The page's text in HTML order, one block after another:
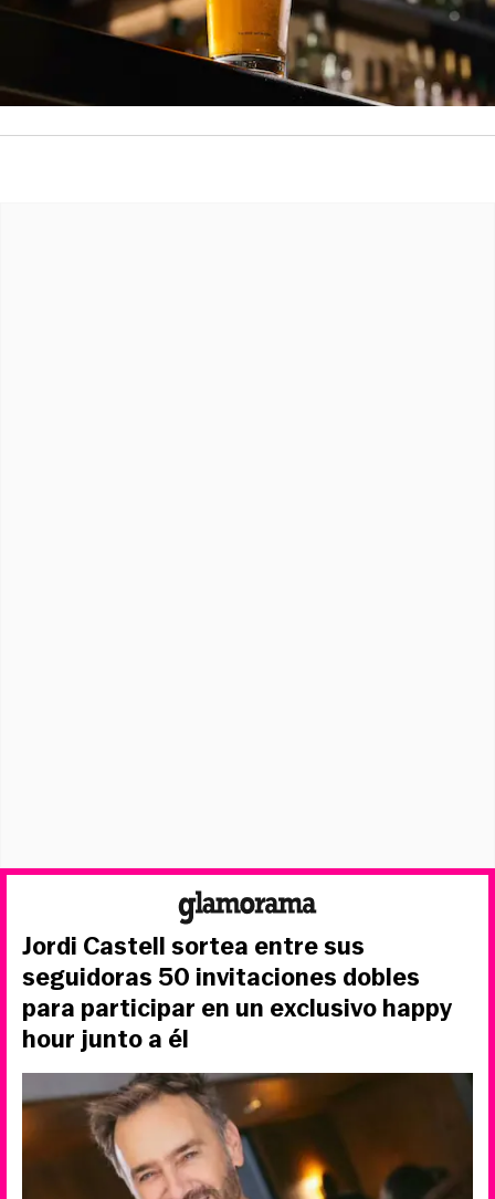
Jordi Castell sortea entre sus
seguidoras 50 invitaciones dobles
para participar en un exclusivo happy
hour junto a él